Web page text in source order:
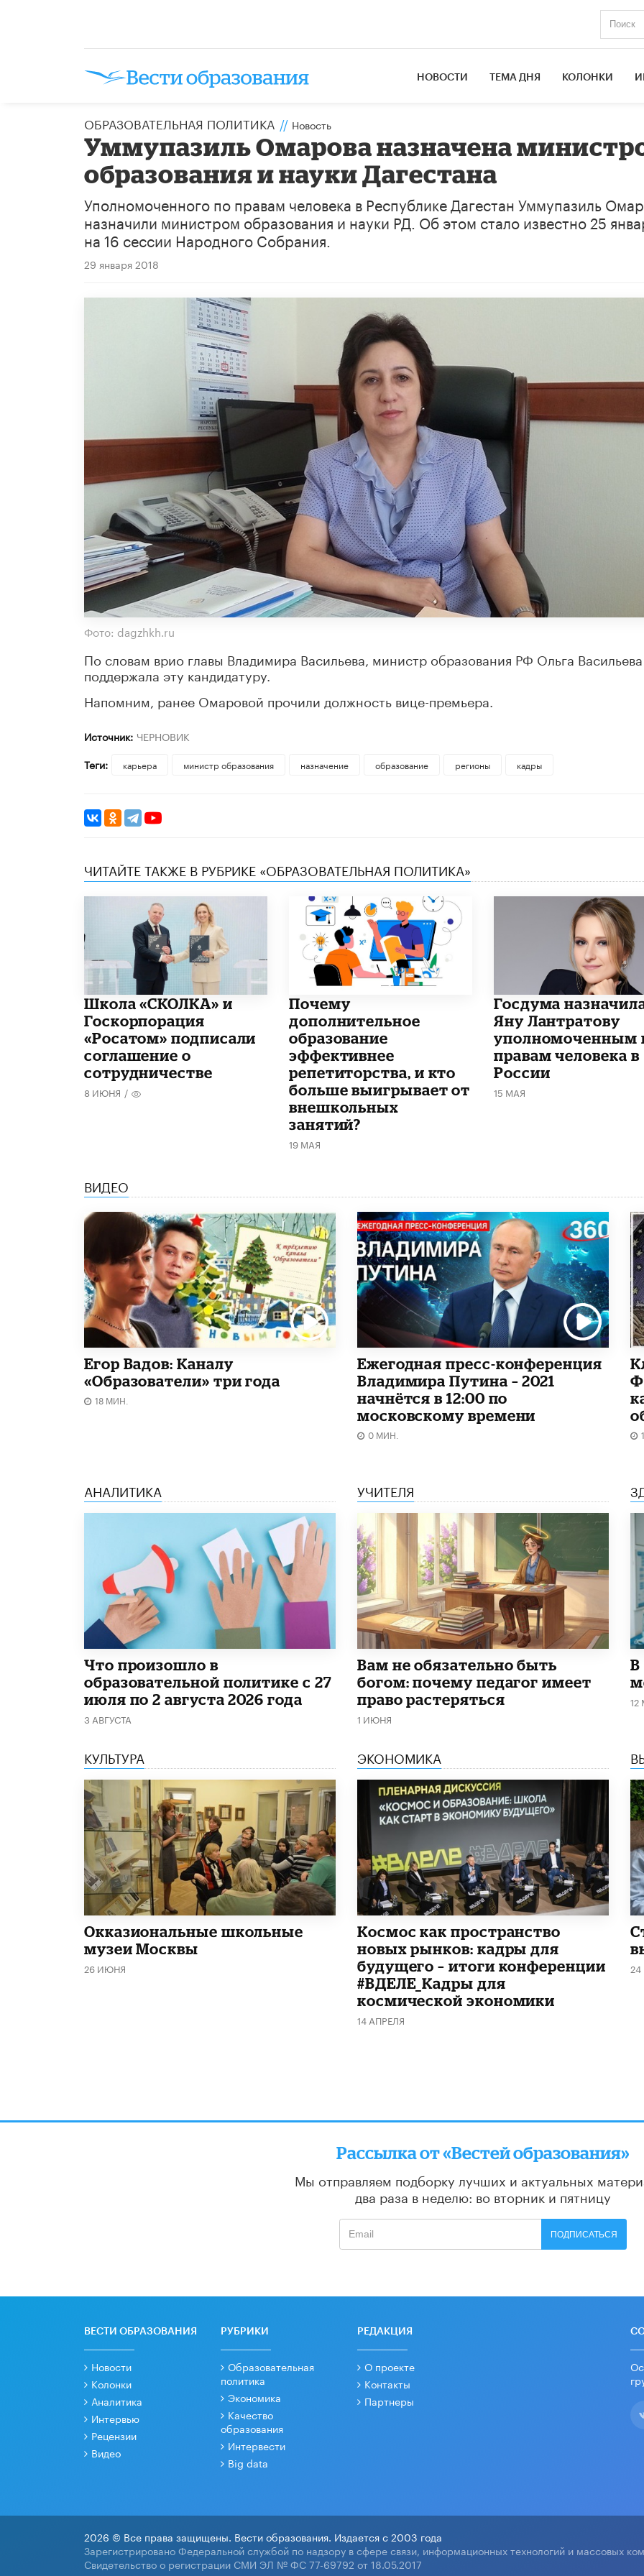
НОВОСТИ ТЕМА ДНЯ КОЛОНКИ
ОБРАЗОВАТЕЛЬНАЯ ПОЛИТИКА // Новость
Уммупазиль Омарова назначена
образования и науки Дагестана
Уполномоченного по правам человека в Республике Дагестан Уммупазиль
назначили министром образования и науки РД. Об этом стало известно 25
на 16 сессии Народного Собрания.
29 января 2018
Фото: dagzhkh.ru
По словам врио главы Владимира Васильева, министр образования РФ Ольга Васильева
поддержала эту кандидатуру.
Напомним, ранее Омаровой прочили должность вице-премьера.
Источник: ЧЕРНОВИК
Теги:
карьера министр образования назначение образование регионы кадры
ЧИТАЙТЕ ТАКЖЕ В РУБРИКЕ «ОБРАЗОВАТЕЛЬНАЯ ПОЛИТИКА»
Школа «СКОЛКА» и
Госкорпорация
«Росатом» подписали
соглашение о
сотрудничестве
8 ИЮНЯ /
​Почему
дополнительное
образование
эффективнее
репетиторства, и кто
больше выигрывает от
внешкольных
занятий?
19 МАЯ
Госдума
Яну Лантратову
уполномоченным
правам человека в
России
15 МАЯ
ВИДЕО
Егор Вадов: Каналу
«Образователи» три года
18 МИН.
Ежегодная пресс-конференция
Владимира Путина – 2021
начнётся в 12:00 по
московскому времени
0 МИН.
АНАЛИТИКА
​Что произошло в
образовательной политике с 27
июля по 2 августа 2026 года
3 АВГУСТА
УЧИТЕЛЯ
​Вам не обязательно быть
богом: почему педагог имеет
право растеряться
1 ИЮНЯ
В
12
КУЛЬТУРА
​Окказиональные школьные
музеи Москвы
26 ИЮНЯ
ЭКОНОМИКА
Космос как пространство
новых рынков: кадры для
будущего – итоги конференции
#ВДЕЛЕ_Кадры для
космической экономики
14 АПРЕЛЯ
Рассылка от «Вестей образования»
Мы отправляем подборку лучших и актуальных
два раза в неделю: во вторник и пятницу
ПОДПИСАТЬСЯ
ВЕСТИ ОБРАЗОВАНИЯ
Новости
Колонки
Аналитика
Интервью
Рецензии
Видео
РУБРИКИ
Образовательная
политика
Экономика
Качество
образования
Интервести
Big data
РЕДАКЦИЯ
О проекте
Контакты
Партнеры
2026 © Все права защищены. Вести образования. Издается с 2003 года
Зарегистрировано Федеральной службой по надзору в сфере связи, информационных технологий и массовых
Свидетельство о регистрации СМИ ЭЛ № ФС 77-69792 от 18.05.2017